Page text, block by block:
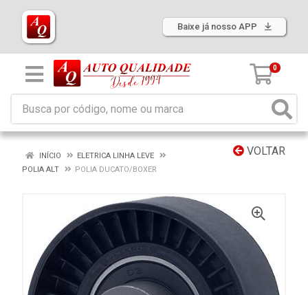
Baixe já nosso APP
0
VOLTAR
INÍCIO
ELETRICA LINHA LEVE
POLIA ALT
POLIA DUCATO/BOXER